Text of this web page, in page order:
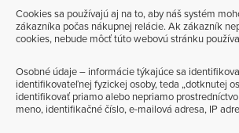
Cookies sa používajú aj na to, aby náš systém
zákazníka počas nákupnej relácie. Ak zákazník
cookies, nebude môcť túto webovú stránku
Osobné údaje – informácie týkajúce sa
identifikovateľnej fyzickej osoby, teda „dotknutej
identifikovať priamo alebo nepriamo
meno, identifikačné číslo, e-mailová adresa, IP